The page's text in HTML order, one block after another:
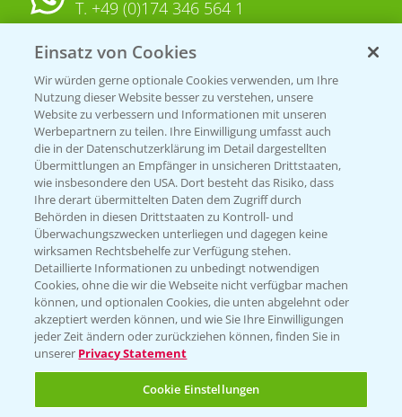
T. +49 (0)174 346 564 1
KONTAKT
Hilfe in Notfällen
T.+49 (0)214/30-20220
Folgen Sie uns
Einsatz von Cookies
Wir würden gerne optionale Cookies verwenden, um Ihre
Nutzung dieser Website besser zu verstehen, unsere
Website zu verbessern und Informationen mit unseren
Werbepartnern zu teilen. Ihre Einwilligung umfasst auch
die in der Datenschutzerklärung im Detail dargestellten
Übermittlungen an Empfänger in unsicheren Drittstaaten,
wie insbesondere den USA. Dort besteht das Risiko, dass
Ihre derart übermittelten Daten dem Zugriff durch
Behörden in diesen Drittstaaten zu Kontroll- und
Überwachungszwecken unterliegen und dagegen keine
wirksamen Rechtsbehelfe zur Verfügung stehen.
Detaillierte Informationen zu unbedingt notwendigen
Cookies, ohne die wir die Webseite nicht verfügbar machen
können, und optionalen Cookies, die unten abgelehnt oder
akzeptiert werden können, und wie Sie Ihre Einwilligungen
jeder Zeit ändern oder zurückziehen können, finden Sie in
unserer Privacy Statement
Cookie Einstellungen